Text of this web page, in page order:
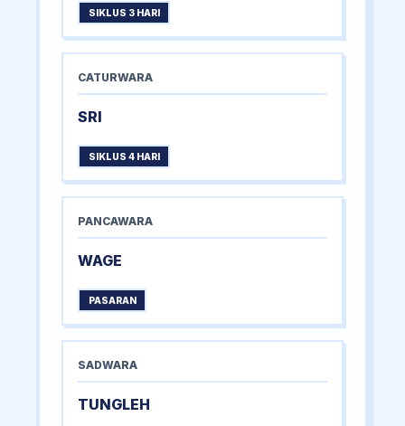
SIKLUS 3 HARI
CATURWARA
SRI
SIKLUS 4 HARI
PANCAWARA
WAGE
PASARAN
SADWARA
TUNGLEH